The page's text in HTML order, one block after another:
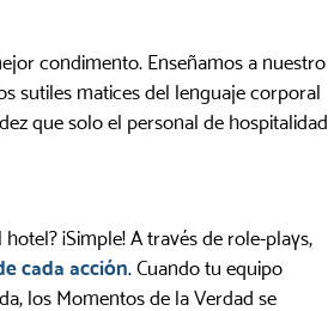
condimento. Enseñamos a nuestro
sutiles matices del lenguaje corporal
que solo el personal de hospitalidad
¡Simple! A través de role-plays,
cada acción. Cuando tu equipo
los Momentos de la Verdad se